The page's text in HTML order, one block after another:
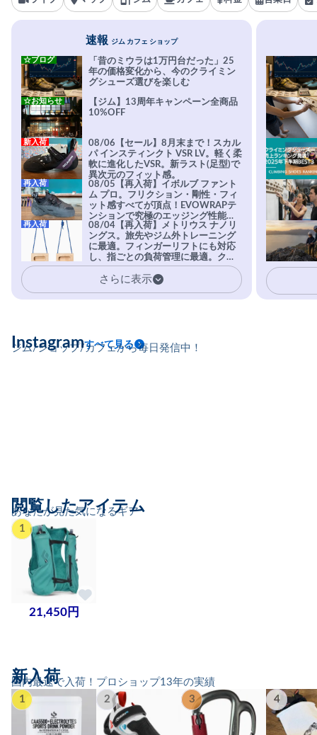
速報 ジム カフェ ショップ
「昔のミウラは1万円台だった」25
年の価格変化から、今のクライミン
グシューズ選びを楽しむ
☆ブログ
【ジム】13周年キャンペーン全商品
10%OFF
☆お知らせ
08/06【セール】8月末まで！スカル
パ インスティンクト VSR LV。軽く柔
軟に進化したVSR。新ラスト(足型)で
異次元のフィット感。
新入荷
08/05【再入荷】イボルブ ファント
ム プロ。フリクション・剛性・フィ
ット感すべてが頂点！EVOWRAPテ
ンションで究極のエッジング性能を
実現。進化系ラバーEvo-74はTRAX
を凌駕する粘着力で極小ホールドに
安心感。
再入荷
08/04【再入荷】メトリウス ナノリ
ングス。旅先やジム外トレーニング
に最適。フィンガーリフトにも対応
し、指ごとの負荷管理に最適。クラ
イマーの指を本気で鍛えるギア。
再入荷
さらに表示
ジム/ショップ/カフェから毎日発信中！
Instagramすべて見る
あなたが見た気になるギア
閲覧したアイテム
1
21,450円
国内最速で入荷！プロショップ13年の実績
新入荷
1 2 3 4